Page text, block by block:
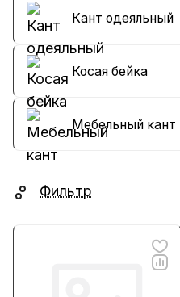
Кант одеяльный
Косая бейка
Мебельный кант
Фильтр